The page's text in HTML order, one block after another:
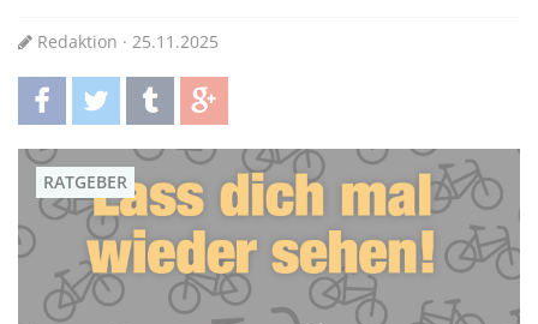
Redaktion · 25.11.2025
teilentwittern teilen teilen
RATGEBER